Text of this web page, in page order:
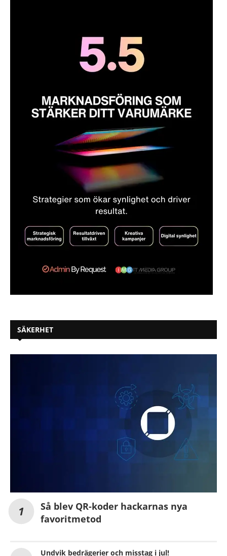
SÄKERHET
Så blev QR-koder hackarnas nya
favoritmetod
Undvik bedrägerier och misstag i jul!